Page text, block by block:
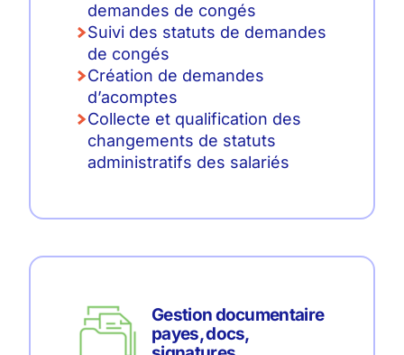
demandes de congés
Suivi des statuts de demandes
de congés
Création de demandes
d’acomptes
Collecte et qualification des
changements de statuts
administratifs des salariés
Gestion documentaire
payes, docs,